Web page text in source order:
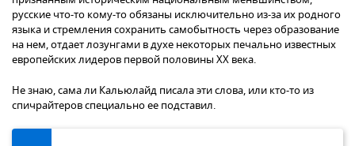
русские что-то кому-то обязаны исключительно из-за их родного
языка и стремления сохранить самобытность через образование
на нем, отдает лозунгами в духе некоторых печально известных
европейских лидеров первой половины XX века.
Не знаю, сама ли Кальюлайд писала эти слова, или кто-то из
спичрайтеров специально ее подставил.